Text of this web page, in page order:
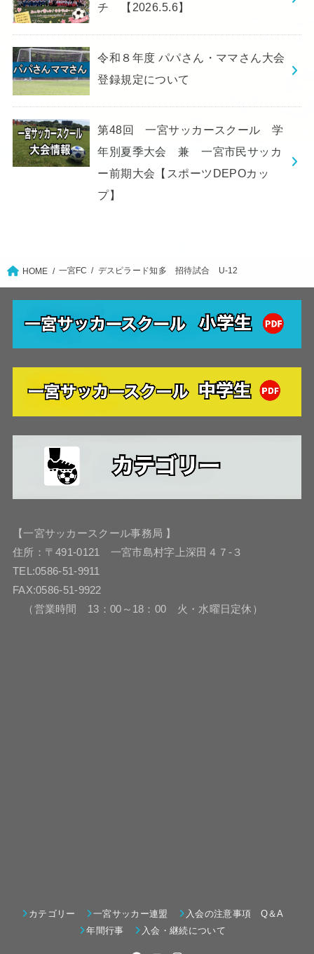
チ 【2026.5.6】
令和８年度 パパさん・ママさん大会
登録規定について
第48回 一宮サッカースクール 学
年別夏季大会 兼 一宮市民サッカ
ー前期大会【スポーツDEPOカッ
プ】
HOME 一宮FC デスピラード知多 招待試合 U-12
【一宮サッカースクール事務局 】
住所：〒491-0121 一宮市島村字上深田４７-３
TEL:0586-51-9911
FAX:0586-51-9922
（営業時間 13：00～18：00 火・水曜日定休）
カテゴリー 一宮サッカー連盟
入会の注意事項 Q＆A
年間行事
入会・継続について